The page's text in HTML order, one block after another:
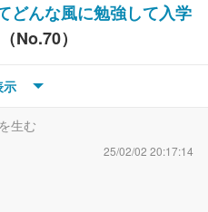
どんな風に勉強して入学
No.70）
名
違いしてるけど後ろの事裏っ
示
生む
25/02/02 20:17:14